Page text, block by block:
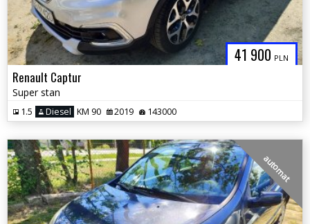
41 900 PLN
Renault Captur
Super stan
1.5 Diesel KM 90 2019 143000
automat